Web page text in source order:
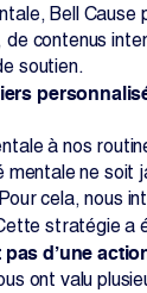
Bell
de contenus
soutien.
à nos
mentale ne
cela, nous
stratégie a
pas d’une
ont valu